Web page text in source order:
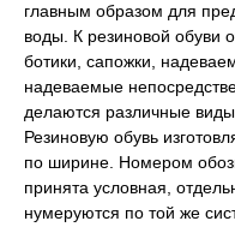
главным образом для
воды. К резиновой обуви
ботики, сапожки,
надеваемые
делаются различные виды
Резиновую обувь
по ширине. Номером
принята условная,
нумеруются по той же